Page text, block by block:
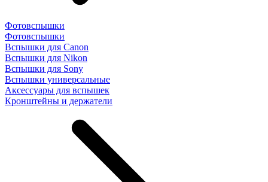
Фотовспышки
Фотовспышки
Вспышки для Canon
Вспышки для Nikon
Вспышки для Sony
Вспышки универсальные
Аксесcуары для вспышек
Кронштейны и держатели